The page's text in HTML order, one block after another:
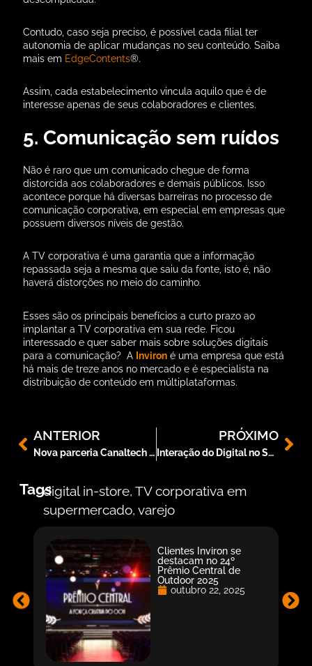
Contudo, caso seja preciso, é possível cada filial ter
autonomia de aplicar mudanças no seu conteúdo. Saiba
mais em EdgeContents®.
Assim, cada estabelecimento vincula aquilo que é de
interesse apenas de seus colaboradores e clientes.
5. Comunicação sem ruídos
Não é raro que um comunicado chegue de forma
distorcida aos colaboradores e demais públicos. Isso
acontece porque há diversas barreiras no processo de
comunicação corporativa, em especial em empresas que
possuem diversos níveis de gestão.
A TV corporativa é uma garantia que a informação
repassada seja a mesma que saiu da fonte, isto é, não
haverá distorções no meio do caminho.
Esses são os principais benefícios a curto prazo ao
implantar a TV corporativa em sua rede. Ficou
interessado e quer saber mais sobre soluções digitais
para a comunicação? A Inviron é uma empresa que está
há mais de treze anos no mercado e é especialista na
distribuição de conteúdo em múltiplataformas.
ANTERIOR
Nova parceria Canaltech & INVIRON
PRÓXIMO
Interação do Digital no Século 21
Tagsdigital in-store, TV corporativa em
supermercado, varejo
Clientes Inviron se
destacam no 24º
Prêmio Central de
Outdoor 2025
outubro 22, 2025